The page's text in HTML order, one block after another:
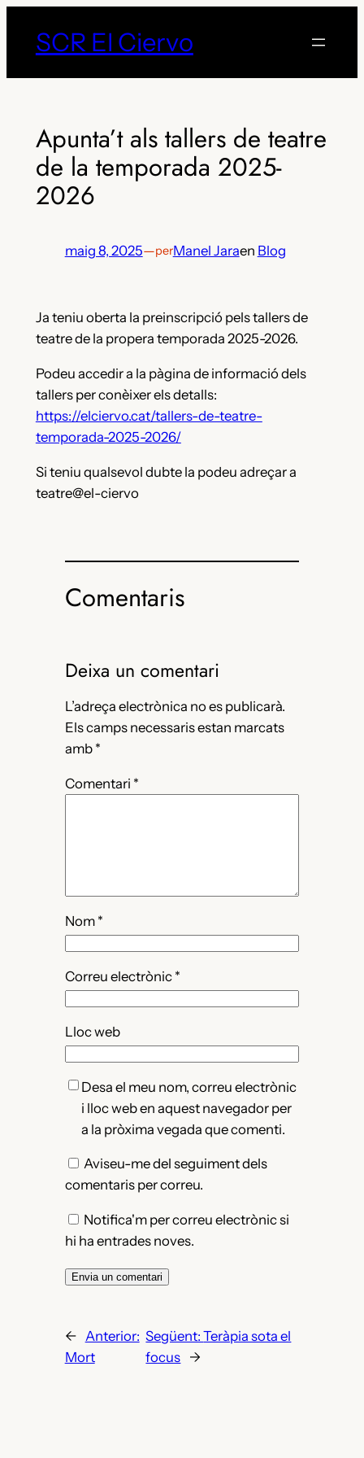
contingut
SCR El Ciervo
Apunta’t als tallers de teatre
de la temporada 2025-
2026
maig 8, 2025—perManel Jaraen Blog
Ja teniu oberta la preinscripció pels tallers de
teatre de la propera temporada 2025-2026.
Podeu accedir a la pàgina de informació dels
tallers per conèixer els detalls:
https://elciervo.cat/tallers-de-teatre-
temporada-2025-2026/
Si teniu qualsevol dubte la podeu adreçar a
teatre@el-ciervo
Comentaris
Deixa un comentari
L’adreça electrònica no es publicarà.
Els camps necessaris estan marcats
amb *
Comentari *
Nom *
Correu electrònic *
Lloc web
Desa el meu nom, correu electrònic
i lloc web en aquest navegador per
a la pròxima vegada que comenti.
Aviseu-me del seguiment dels
comentaris per correu.
Notifica'm per correu electrònic si
hi ha entrades noves.
← Anterior:
Mort
Següent:Teràpia sota el
focus →